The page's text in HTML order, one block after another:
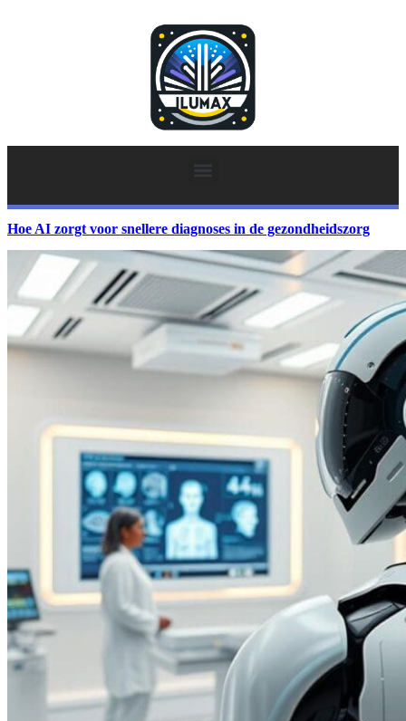
Hoe AI zorgt voor snellere diagnoses in de gezondheidszorg